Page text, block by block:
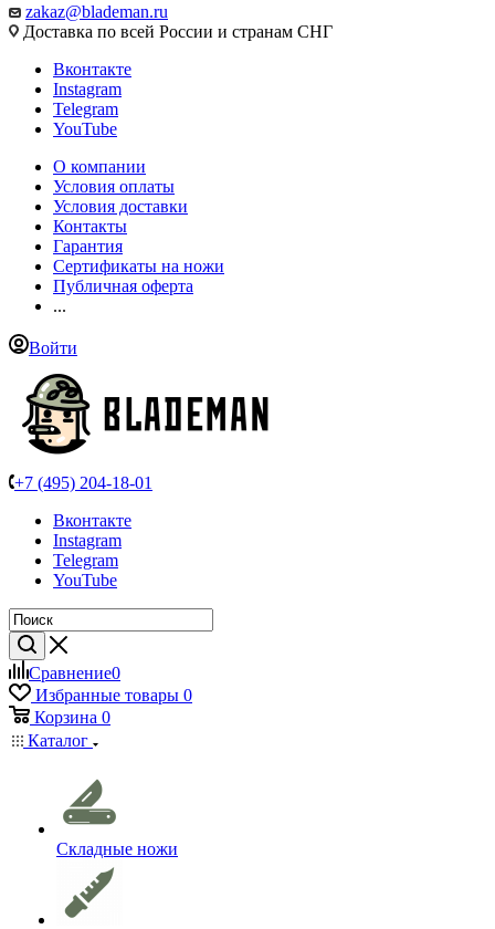
zakaz@blademan.ru
Доставка по всей России и странам СНГ
Вконтакте
Instagram
Telegram
YouTube
О компании
Условия оплаты
Условия доставки
Контакты
Гарантия
Сертификаты на ножи
Публичная оферта
...
Войти
+7 (495) 204-18-01
Вконтакте
Instagram
Telegram
YouTube
Сравнение0
Избранные товары 0
Корзина 0
Каталог
Складные ножи